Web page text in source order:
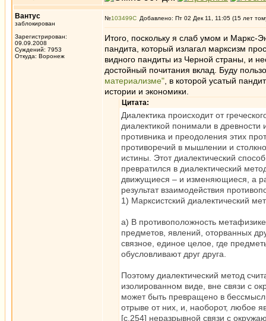
Вантус
заблокирован
Зарегистрирован:
09.09.2008
Суждений: 7953
Откуда: Воронеж
№103499 Добавлено: Пт 02 Дек 11, 11:05 (15 лет
Итого, поскольку я слаб умом и Маркс-
пандита, который излагал марксизм
видного пандиты из Черной страны, и
достойный почитания вклад. Буду
материализме" , в которой усатый
истории и экономики.
Цитата:
Диалектика происходит от
диалектикой понимали в древности
противника и преодоления этих
противоречий в мышлении и
истины. Этот диалектический
превратился в диалектический
движущиеся – и изменяющиеся, а
результат взаимодействия
1) Марксистский диалектический
а) В противоположность
предметов, явлений, оторванных
связное, единое целое, где
обусловливают друг друга.
Поэтому диалектический метод
изолированном виде, вне связи с
может быть превращено в
отрыве от них, и, наоборот, любое
[c.254] неразрывной связи с